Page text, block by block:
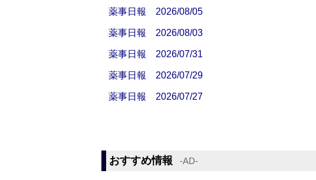
薬事日報 2026/08/05
薬事日報 2026/08/03
薬事日報 2026/07/31
薬事日報 2026/07/29
薬事日報 2026/07/27
おすすめ情報 ‐AD‐